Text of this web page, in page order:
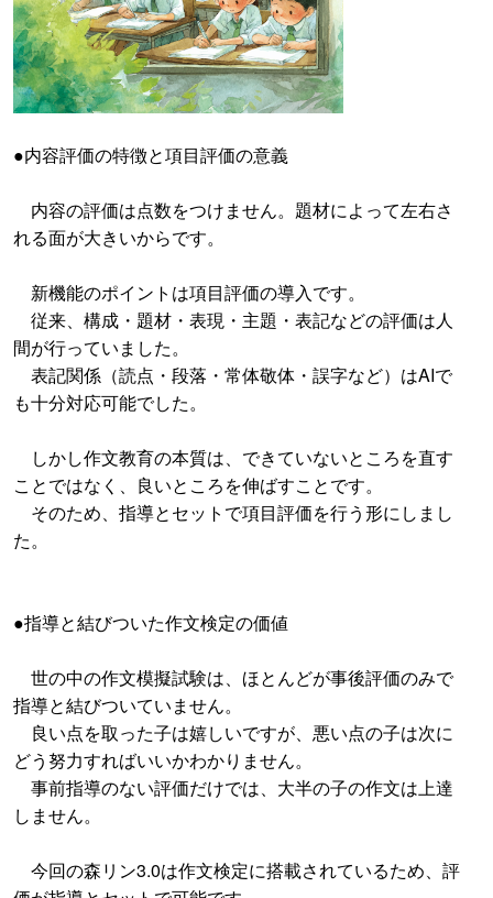
●内容評価の特徴と項目評価の意義
内容の評価は点数をつけません。題材によって左右さ
れる面が大きいからです。
新機能のポイントは項目評価の導入です。
従来、構成・題材・表現・主題・表記などの評価は人
間が行っていました。
表記関係（読点・段落・常体敬体・誤字など）はAIで
も十分対応可能でした。
しかし作文教育の本質は、できていないところを直す
ことではなく、良いところを伸ばすことです。
そのため、指導とセットで項目評価を行う形にしまし
た。
●指導と結びついた作文検定の価値
世の中の作文模擬試験は、ほとんどが事後評価のみで
指導と結びついていません。
良い点を取った子は嬉しいですが、悪い点の子は次に
どう努力すればいいかわかりません。
事前指導のない評価だけでは、大半の子の作文は上達
しません。
今回の森リン3.0は作文検定に搭載されているため、評